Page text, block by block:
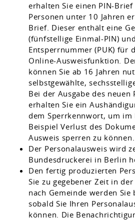
erhalten Sieeinen PIN-Brief
Personen unter 10 Jahren
Brief. Dieser enthält eine
(fünfstellige Einmal-PIN) und
Entsperrnummer (PUK) für
Online-Ausweisfunktion.
können Sie ab 16 Jahren
selbstgewählte,
Bei der Ausgabe des neuen
erhalten Sie ein
dem Sperrkennwort, um im
Beispiel Verlust des
Ausweis sperren zu können.
Der Personalausweis wird
Bundesdruckerei in Berlin
Den fertig produzierten
Sie zu gegebener Zeit in
nach Gemeinde werden Sie
sobald Sie Ihren
können. Die